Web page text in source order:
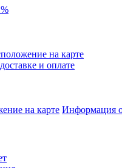
на карте
и оплате
на карте Информация о